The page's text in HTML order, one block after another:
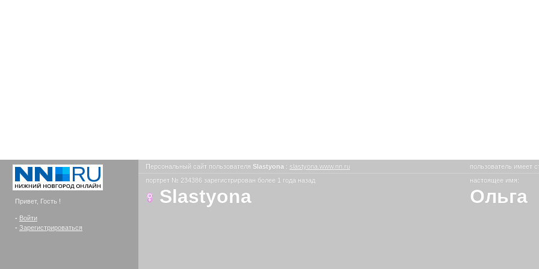
Привет, Гость !
- Войти
- Зарегистрироваться
Персональный сайт пользователя Slastyona : slastyona.www.nn.ru пользователь имеет
портрет № 234386 зарегистрирован более 1 года назад
Slastyona
настоящее имя:
Ольга